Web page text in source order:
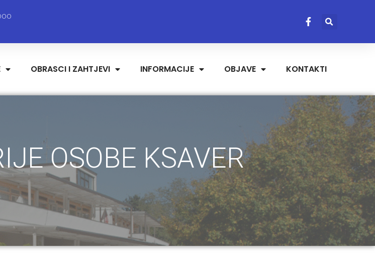
OBRASCI I ZAHTJEVI INFORMACIJE OBJAVE KONTAKTI
OSOBE KSAVER